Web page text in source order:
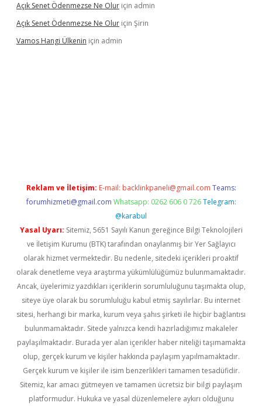
Açık Senet Ödenmezse Ne Olur için admin
Açık Senet Ödenmezse Ne Olur için Şirin
Vamos Hangi Ülkenin için admin
Reklam ve İletişim: E-mail: backlinkpaneli@gmail.com Teams:
forumhizmeti@gmail.com Whatsapp: 0262 606 0 726 Telegram:
@karabul
Yasal Uyarı: Sitemiz, 5651 Sayılı Kanun gereğince Bilgi Teknolojileri
ve İletişim Kurumu (BTK) tarafından onaylanmış bir Yer Sağlayıcı
olarak hizmet vermektedir. Bu nedenle, sitedeki içerikleri proaktif
olarak denetleme veya araştırma yükümlülüğümüz bulunmamaktadır.
Ancak, üyelerimiz yazdıkları içeriklerin sorumluluğunu taşımakta olup,
siteye üye olarak bu sorumluluğu kabul etmiş sayılırlar. Bu internet
sitesi, herhangi bir marka, kurum veya şahıs şirketi ile hiçbir bağlantısı
bulunmamaktadır. Sitede yalnızca kendi hazırladığımız makaleler
paylaşılmaktadır. Burada yer alan içerikler haber niteliği taşımamakta
olup, gerçek kurum ve kişiler hakkında paylaşım yapılmamaktadır.
Gerçek kurum ve kişiler ile isim benzerlikleri tamamen tesadüfidir.
Sitemiz, kar amacı gütmeyen ve tamamen ücretsiz bir bilgi paylaşım
platformudur. Hukuka ve yasal düzenlemelere aykırı olduğunu